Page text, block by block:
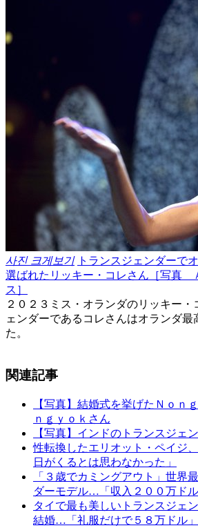
사진 크게보기 トランスジェンダーで
選ばれたリッキー・コレさん［写真
ス］
２０２３ミス・オランダのリッキー
ェンダーであるコレさんはオランダ最
た。
関連記事
【写真】結婚式を挙げたＮｏｎ
ｎｇｙｏｋさん
【写真】インドのトランスジェ
性転換したエリオット・ペイジ
日がくるとは思わなかった」
「３歳でカミングアウト」世界
ダーモデル…「収入２００万ドル
タイで最も美しいトランスジェ
結婚…「礼服だけで５８万ドル」